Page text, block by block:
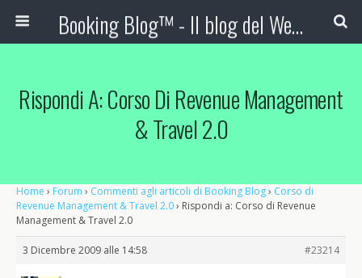
Booking Blog™ - Il blog del Web Marketing Turistico
Rispondi A: Corso Di Revenue Management
& Travel 2.0
Home › Forum › Commenti agli articoli di Booking Blog› Corso di
Revenue Management & Travel 2.0› Rispondi a: Corso di Revenue
Management & Travel 2.0
3 Dicembre 2009 alle 14:58 #23214